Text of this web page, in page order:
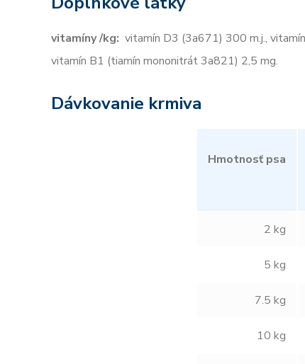
vitamíny /kg: vitamín D3 (3a671) 300 m.j.,
vitamín B1 (tiamín mononitrát 3a821) 2,5 mg.
Dávkovanie krmiva
Hmotnosť psa
2 kg
5 kg
7.5 kg
10 kg